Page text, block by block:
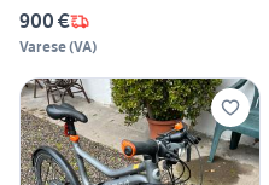
900 €
Varese(VA)